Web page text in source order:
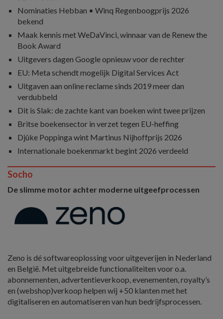
Nominaties Hebban • Winq Regenboogprijs 2026
bekend
Maak kennis met WeDaVinci, winnaar van de Renew the
Book Award
Uitgevers dagen Google opnieuw voor de rechter
EU: Meta schendt mogelijk Digital Services Act
Uitgaven aan online reclame sinds 2019 meer dan
verdubbeld
Dit is Slak: de zachte kant van boeken wint twee prijzen
Britse boekensector in verzet tegen EU-heffing
Djûke Poppinga wint Martinus Nijhoffprijs 2026
Internationale boekenmarkt begint 2026 verdeeld
Socho
De slimme motor achter moderne uitgeefprocessen
Zeno is dé softwareoplossing voor uitgeverijen in Nederland
en België. Met uitgebreide functionaliteiten voor o.a.
abonnementen, advertentieverkoop, evenementen, royalty’s
en (webshop)verkoop helpen wij +50 klanten met het
digitaliseren en automatiseren van hun bedrijfsprocessen.